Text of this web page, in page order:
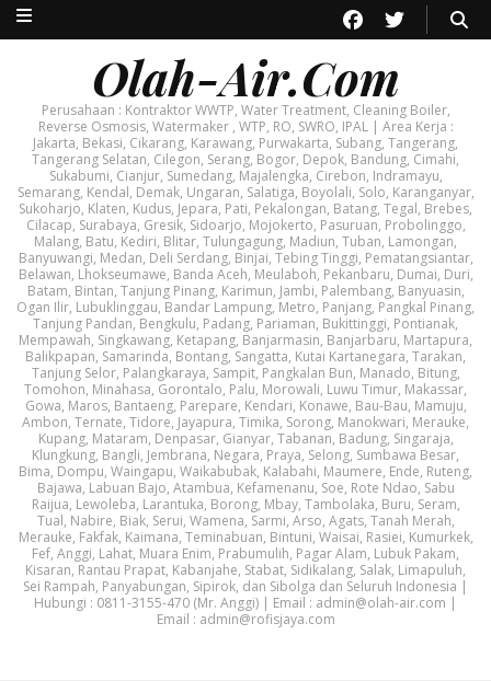
Olah-Air.Com
Perusahaan : Kontraktor WWTP, Water Treatment, Cleaning Boiler,
Reverse Osmosis, Watermaker , WTP, RO, SWRO, IPAL | Area Kerja :
Jakarta, Bekasi, Cikarang, Karawang, Purwakarta, Subang, Tangerang,
Tangerang Selatan, Cilegon, Serang, Bogor, Depok, Bandung, Cimahi,
Sukabumi, Cianjur, Sumedang, Majalengka, Cirebon, Indramayu,
Semarang, Kendal, Demak, Ungaran, Salatiga, Boyolali, Solo, Karanganyar,
Sukoharjo, Klaten, Kudus, Jepara, Pati, Pekalongan, Batang, Tegal, Brebes,
Cilacap, Surabaya, Gresik, Sidoarjo, Mojokerto, Pasuruan, Probolinggo,
Malang, Batu, Kediri, Blitar, Tulungagung, Madiun, Tuban, Lamongan,
Banyuwangi, Medan, Deli Serdang, Binjai, Tebing Tinggi, Pematangsiantar,
Belawan, Lhokseumawe, Banda Aceh, Meulaboh, Pekanbaru, Dumai, Duri,
Batam, Bintan, Tanjung Pinang, Karimun, Jambi, Palembang, Banyuasin,
Ogan Ilir, Lubuklinggau, Bandar Lampung, Metro, Panjang, Pangkal Pinang,
Tanjung Pandan, Bengkulu, Padang, Pariaman, Bukittinggi, Pontianak,
Mempawah, Singkawang, Ketapang, Banjarmasin, Banjarbaru, Martapura,
Balikpapan, Samarinda, Bontang, Sangatta, Kutai Kartanegara, Tarakan,
Tanjung Selor, Palangkaraya, Sampit, Pangkalan Bun, Manado, Bitung,
Tomohon, Minahasa, Gorontalo, Palu, Morowali, Luwu Timur, Makassar,
Gowa, Maros, Bantaeng, Parepare, Kendari, Konawe, Bau-Bau, Mamuju,
Ambon, Ternate, Tidore, Jayapura, Timika, Sorong, Manokwari, Merauke,
Kupang, Mataram, Denpasar, Gianyar, Tabanan, Badung, Singaraja,
Klungkung, Bangli, Jembrana, Negara, Praya, Selong, Sumbawa Besar,
Bima, Dompu, Waingapu, Waikabubak, Kalabahi, Maumere, Ende, Ruteng,
Bajawa, Labuan Bajo, Atambua, Kefamenanu, Soe, Rote Ndao, Sabu
Raijua, Lewoleba, Larantuka, Borong, Mbay, Tambolaka, Buru, Seram,
Tual, Nabire, Biak, Serui, Wamena, Sarmi, Arso, Agats, Tanah Merah,
Merauke, Fakfak, Kaimana, Teminabuan, Bintuni, Waisai, Rasiei, Kumurkek,
Fef, Anggi, Lahat, Muara Enim, Prabumulih, Pagar Alam, Lubuk Pakam,
Kisaran, Rantau Prapat, Kabanjahe, Stabat, Sidikalang, Salak, Limapuluh,
Sei Rampah, Panyabungan, Sipirok, dan Sibolga dan Seluruh Indonesia |
Hubungi : 0811-3155-470 (Mr. Anggi) | Email : admin@olah-air.com |
Email : admin@rofisjaya.com